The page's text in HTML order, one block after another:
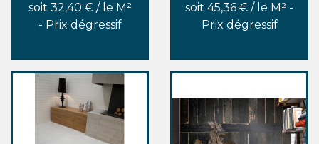
soit 32,40 € / le M²
- Prix dégressif
soit 45,36 € / le M² -
Prix dégressif